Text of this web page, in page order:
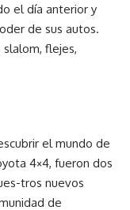
el día anterior y
de sus autos.
flejes,
el mundo de
4×4, fueron dos
tros nuevos
de